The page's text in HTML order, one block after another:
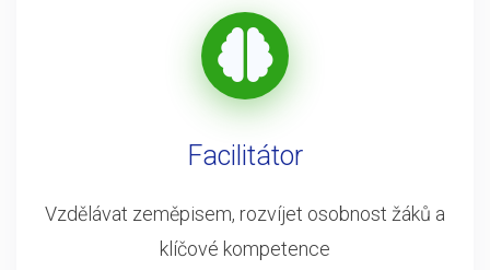
Facilitátor
Vzdělávat zeměpisem, rozvíjet osobnost žáků a
klíčové kompetence